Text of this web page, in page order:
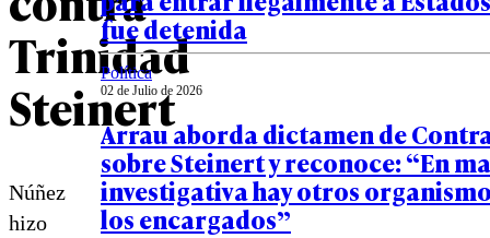
Trinidad
Steinert
Núñez
hizo
fue detenida
Política
02 de Julio de 2026
Arrau aborda dictamen de
sobre Steinert y reconoce: “En
investigativa hay otros
los encargados”